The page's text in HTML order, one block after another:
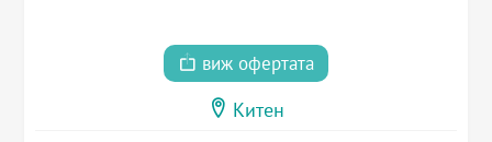
виж офертата
Китен